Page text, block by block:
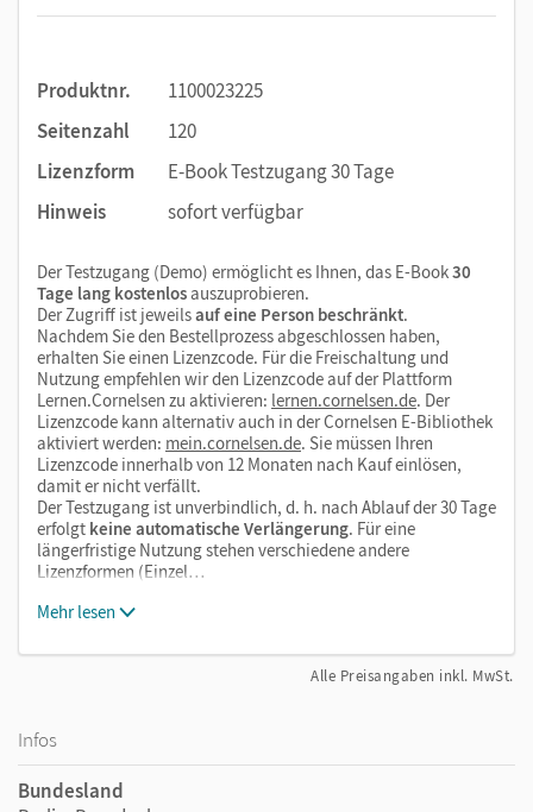
Produktnr.
1100023225
Seitenzahl
120
Lizenzform
E-Book Testzugang 30 Tage
Hinweis
sofort verfügbar
Der Testzugang (Demo) ermöglicht es Ihnen, das E-Book30
Tage lang kostenlosauszuprobieren.
Der Zugriff ist jeweilsauf eine Person beschränkt.
Nachdem Sie den Bestellprozess abgeschlossen haben,
erhalten Sie einen Lizenzcode. Für die Freischaltung und
Nutzung empfehlen wir den Lizenzcode auf der Plattform
Lernen.Cornelsen zu aktivieren: lernen.cornelsen.de. Der
Lizenzcode kann alternativ auch in der Cornelsen E-Bibliothek
aktiviert werden: mein.cornelsen.de. Sie müssen Ihren
Lizenzcode innerhalb von 12 Monaten nach Kauf einlösen,
damit er nicht verfällt.
Der Testzugang ist unverbindlich, d. h. nach Ablauf der 30 Tage
erfolgt keine automatische Verlängerung. Für eine
längerfristige Nutzung stehen verschiedene andere
Lizenzformen (Einzel…
Mehr lesen
Alle Preisangaben inkl. MwSt.
Infos
Bundesland